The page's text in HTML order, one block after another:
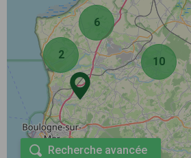
2
10
6
Recherche avancée